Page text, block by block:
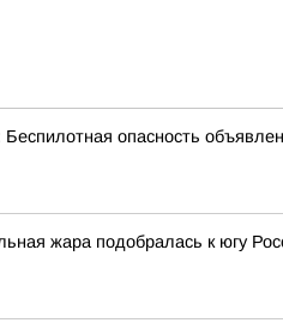
опасность
жара подобралась к югу